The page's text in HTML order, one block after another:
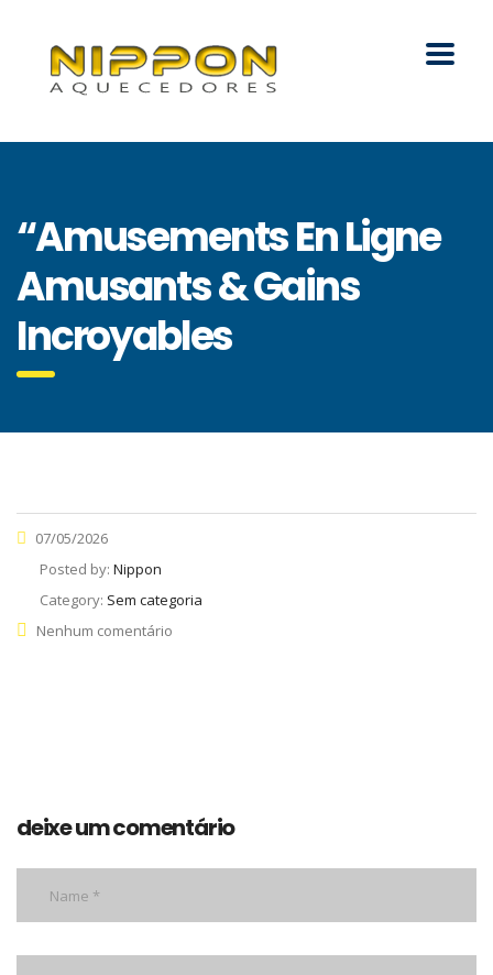
“Amusements En Ligne
Amusants & Gains
Incroyables
07/05/2026
Posted by: Nippon
Category: Sem categoria
Nenhum comentário
deixe um comentário